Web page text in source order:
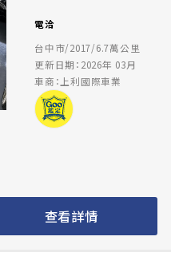
電洽
台中市/2017/6.7萬公里
更新日期：2026年 03月
車商：上利國際車業
查看詳情